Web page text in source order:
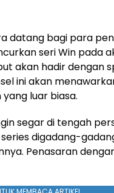
datang bagi para
seri Win pada
akan hadir dengan
ini akan
luar biasa.
segar di tengah
digadang-
Penasaran